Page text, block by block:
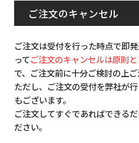
ご注文のキャンセル
ご注文は受付を行った時点で即
ってご注文のキャンセルは原則
で、ご注文前に十分ご検討の上ご
ただし、ご注文の受付を弊社が
もございます。
ご注文してすぐであればできる
ださい。